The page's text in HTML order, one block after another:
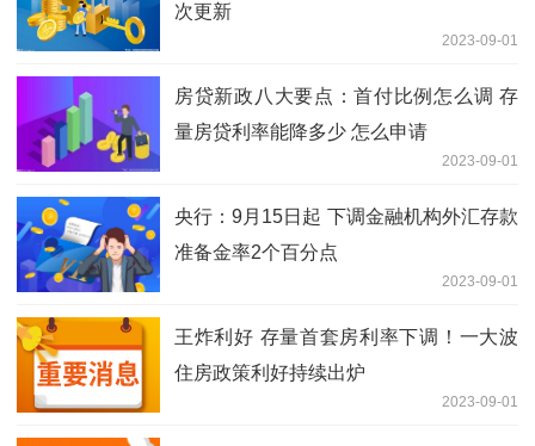
次更新
2023-09-01
房贷新政八大要点：首付比例怎么调 存
量房贷利率能降多少 怎么申请
2023-09-01
央行：9月15日起 下调金融机构外汇存款
准备金率2个百分点
2023-09-01
王炸利好 存量首套房利率下调！一大波
住房政策利好持续出炉
2023-09-01